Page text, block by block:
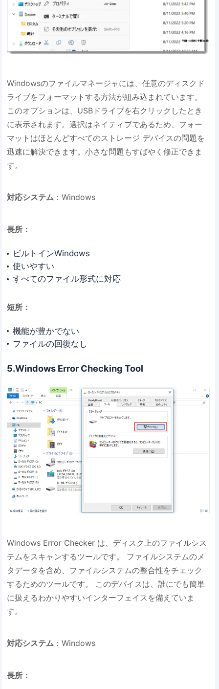
Windowsのファイルマネージャには、任意のディスクド
ライブをフォーマットする方法が組み込まれています。
このオプションは、USBドライブを右クリックしたとき
に表示されます。選択はネイティブであるため、フォー
マットはほとんどすべてのストレージ デバイスの問題を
迅速に解決できます。小さな問題もすばやく修正できま
す。
対応システム ：Windows
長所：
ビルトインWindows
使いやすい
すべてのファイル形式に対応
短所：
機能が豊かでない
ファイルの回復なし
5.Windows Error Checking Tool
Windows Error Checker は、ディスク上のファイルシス
テムをスキャンするツールです。 ファイルシステムのメ
タデータを含め、ファイルシステムの整合性をチェック
するためのツールです。 このデバイスは、誰にでも簡単
に扱えるわかりやすいインターフェイスを備えていま
す。
対応システム ：Windows
長所：